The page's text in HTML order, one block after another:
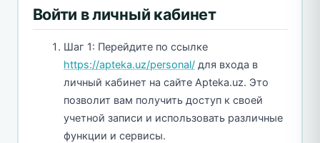
Войти в личный кабинет
Шаг 1: Перейдите по ссылке
https://apteka.uz/personal/ для входа в
личный кабинет на сайте Apteka.uz. Это
позволит вам получить доступ к своей
учетной записи и использовать различные
функции и сервисы.